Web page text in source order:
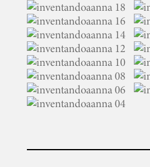
T-
PLUS
EVENTOS